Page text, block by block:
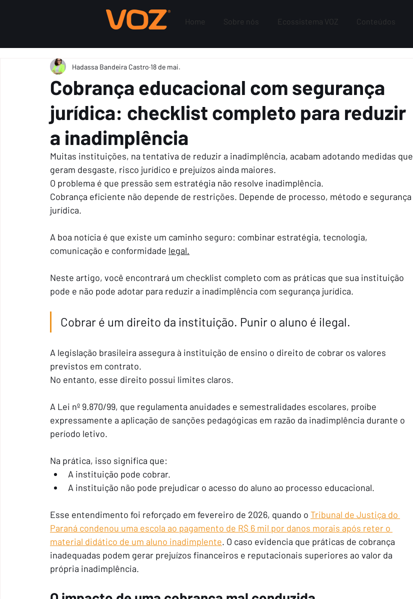
Home Sobre nós Ecossistema VOZ Conteúdos
Cobrança educacional com segurança
jurídica: checklist completo para reduzir
a inadimplência
Hadassa Bandeira Castro 18 de mai.
Muitas instituições, na tentativa de reduzir a inadimplência, acabam adotando medidas que
geram desgaste, risco jurídico e prejuízos ainda maiores.
O problema é que pressão sem estratégia não resolve inadimplência.
Cobrança eficiente não depende de restrições. Depende de processo, método e segurança
jurídica.
A boa notícia é que existe um caminho seguro: combinar estratégia, tecnologia,
comunicação e conformidade legal.
Neste artigo, você encontrará um checklist completo com as práticas que sua instituição
pode e não pode adotar para reduzir a inadimplência com segurança jurídica.
Cobrar é um direito da instituição. Punir o aluno é ilegal.
A legislação brasileira assegura à instituição de ensino o direito de cobrar os valores
previstos em contrato.
No entanto, esse direito possui limites claros.
A Lei nº 9.870/99, que regulamenta anuidades e semestralidades escolares, proíbe
expressamente a aplicação de sanções pedagógicas em razão da inadimplência durante o
período letivo.
Na prática, isso significa que:
A instituição pode cobrar.
A instituição não pode prejudicar o acesso do aluno ao processo educacional.
Esse entendimento foi reforçado em fevereiro de 2026, quando o Tribunal de Justiça do
Paraná condenou uma escola ao pagamento de R$ 6 mil por danos morais após reter o
material didático de um aluno inadimplente. O caso evidencia que práticas de cobrança
inadequadas podem gerar prejuízos financeiros e reputacionais superiores ao valor da
própria inadimplência.